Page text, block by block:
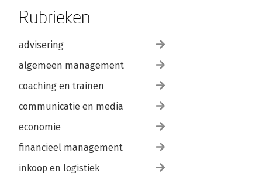
Rubrieken
advisering
algemeen management
coaching en trainen
communicatie en media
economie
financieel management
inkoop en logistiek